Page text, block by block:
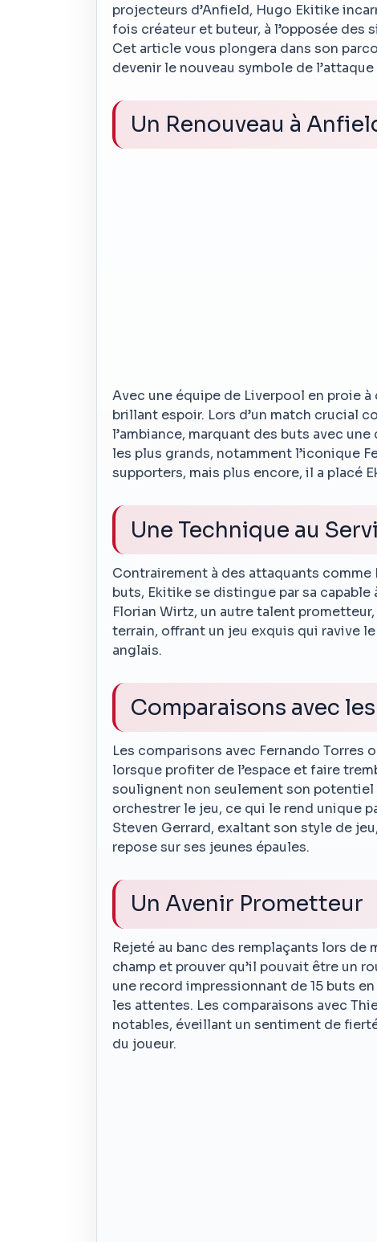
projecteurs d’Anfield, Hugo Ekitike
fois créateur et buteur, à l’opposée
Cet article vous plongera dans son
devenir le nouveau symbole de
Un Renouveau à
Avec une équipe de Liverpool en proie
brillant espoir. Lors d’un match crucial
l’ambiance, marquant des buts avec
les plus grands, notamment l’iconique
supporters, mais plus encore, il a placé
Une Technique au
Contrairement à des attaquants
buts, Ekitike se distingue par sa
Florian Wirtz, un autre talent
terrain, offrant un jeu exquis qui ravive
anglais.
Comparaisons avec
Les comparisons avec Fernando Torres
lorsque profiter de l’espace et faire
soulignent non seulement son potentiel
orchestrer le jeu, ce qui le rend unique
Steven Gerrard, exaltant son style de
repose sur ses jeunes épaules.
Un Avenir Prometteur
Rejeté au banc des remplaçants lors
champ et prouver qu’il pouvait être un
une record impressionnant de 15 buts
les attentes. Les comparaisons avec
notables, éveillant un sentiment de
du joueur.